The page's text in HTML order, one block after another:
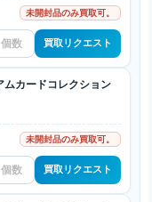
未開封品のみ買取可。
買取リクエスト
ムカードコレクション
未開封品のみ買取可。
買取リクエスト